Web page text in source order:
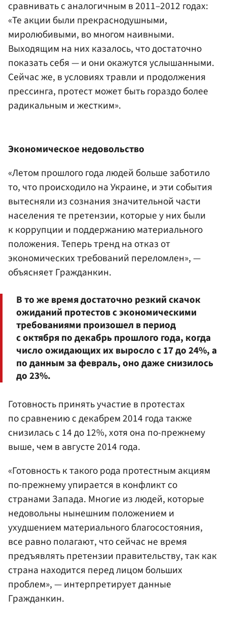
сравнивать с аналогичным в 2011–2012 годах:
«Те акции были прекраснодушными,
миролюбивыми, во многом наивными.
Выходящим на них казалось, что достаточно
показать себя — и они окажутся услышанными.
Сейчас же, в условиях травли и продолжения
прессинга, протест может быть гораздо более
радикальным и жестким».
Экономическое недовольство
«Летом прошлого года людей больше заботило
то, что происходило на Украине, и эти события
вытесняли из сознания значительной части
населения те претензии, которые у них были
к коррупции и поддержанию материального
положения. Теперь тренд на отказ от
экономических требований переломлен», —
объясняет Гражданкин.
В то же время достаточно резкий скачок
ожиданий протестов с экономическими
требованиями произошел в период
с октября по декабрь прошлого года, когда
число ожидающих их выросло с 17 до 24%, а
по данным за февраль, оно даже снизилось
до 23%.
Готовность принять участие в протестах
по сравнению с декабрем 2014 года также
снизилась с 14 до 12%, хотя она по-прежнему
выше, чем в августе 2014 года.
«Готовность к такого рода протестным акциям
по-прежнему упирается в конфликт со
странами Запада. Многие из людей, которые
недовольны нынешним положением и
ухудшением материального благосостояния,
все равно полагают, что сейчас не время
предъявлять претензии правительству, так как
страна находится перед лицом больших
проблем», — интерпретирует данные
Гражданкин.